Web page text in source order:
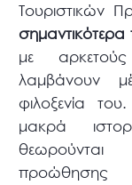
Τουριστικών
με
λαμβάνουν
φιλοξενία
μακρά
προώθησης